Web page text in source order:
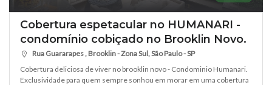
Cobertura espetacular no HUMANARI -
condomínio cobiçado no Brooklin Novo.
Rua Guararapes , Brooklin - Zona Sul, São Paulo - SP
Cobertura deliciosa de viver no brooklin novo - Condominio Humanari.
Exclusividade para quem sempre sonhou em morar em uma cobertura